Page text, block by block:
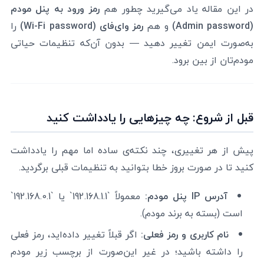
در این مقاله یاد می‌گیرید چطور همرمز ورود به پنل مودم
(Admin password)
و هم رمز وای‌فای (Wi-Fi password)
را
به‌صورت ایمن تغییر دهید — بدون آن‌که تنظیمات حیاتی
مودم‌تان از بین برود.
قبل از شروع: چه چیزهایی را یادداشت کنید
پیش از هر تغییری، چند نکته‌ی ساده اما مهم را یادداشت
کنید تا در صورت بروز خطا بتوانید به تنظیمات قبلی برگردید.
آدرس IP پنل مودم:
معمولاً `192.168.1.1` یا `192.168.0.1`
است (بسته به برند مودم).
نام کاربری و رمز فعلی: اگر قبلاً تغییر داده‌اید، رمز فعلی
را داشته باشید؛ در غیر این‌صورت از برچسب زیر مودم